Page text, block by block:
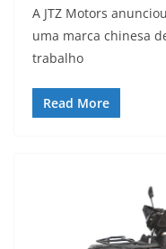
A JTZ Motors
uma marca chinesa
trabalho
Read More